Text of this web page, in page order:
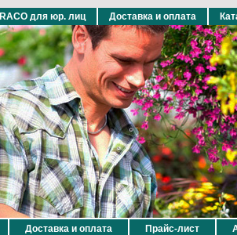
RACO для юр. лиц Доставка и оплата
Доставка и оплата Прайс-лист